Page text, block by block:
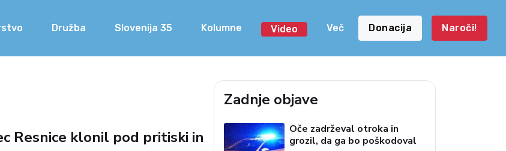
Družba Slovenija 35 Kolumne Video Več Donacija Naroči!
Resnice klonil pod pritiski in
Zadnje objave
Oče zadrževal otroka in
grozil, da ga bo poškodoval